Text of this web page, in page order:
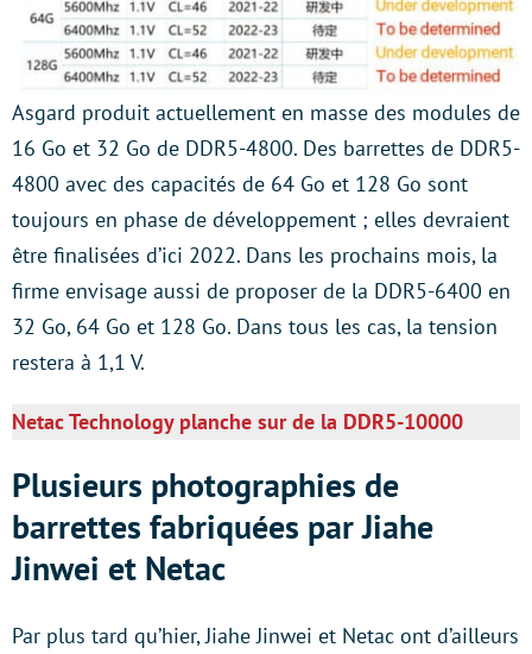
Asgard produit actuellement en masse des modules de
16 Go et 32 Go de DDR5-4800. Des barrettes de DDR5-
4800 avec des capacités de 64 Go et 128 Go sont
toujours en phase de développement ; elles devraient
être finalisées d’ici 2022. Dans les prochains mois, la
firme envisage aussi de proposer de la DDR5-6400 en
32 Go, 64 Go et 128 Go. Dans tous les cas, la tension
restera à 1,1 V.
Netac Technology planche sur de la DDR5-10000
Plusieurs photographies de
barrettes fabriquées par Jiahe
Jinwei et Netac
Par plus tard qu’hier, Jiahe Jinwei et Netac ont d’ailleurs